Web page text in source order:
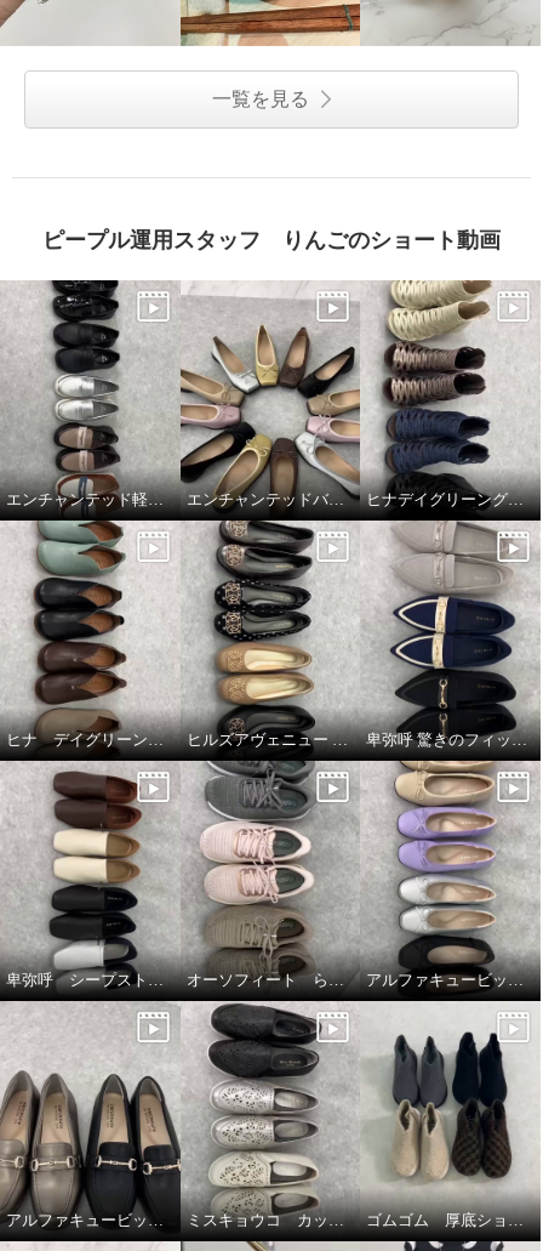
一覧を見る
ピープル運用スタッフ りんごのショート動画
エンチャンテッド軽量コインローファー エンチャンテッドバレエシューズ ヒナデイグリーングラディエーターブーティ
ヒナ デイグリーン 上質素材が足をつつむ オブリークトゥシューズ ヒルズアヴェニュー ウェーブソールパンプス 卑弥呼 驚きのフィット感 すっと履ける ニットローファー
卑弥呼 シープストレッチレザー すっと履けるパンプス オーソフィート らくらくニットシューズ アルファキュービック リボンパンプス
アルファキュービック幅広ローファーシューズ ミスキョウコ カットワークシューズ ゴムゴム 厚底ショートブーツ🥾🤎